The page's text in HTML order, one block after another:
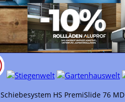
Schiebesystem HS PremiSlide 76 MD